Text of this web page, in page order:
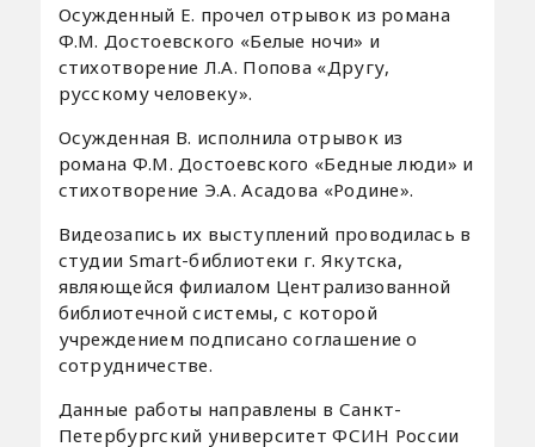
Осужденный Е. прочел отрывок из романа
Ф.М. Достоевского «Белые ночи» и
стихотворение Л.А. Попова «Другу,
русскому человеку».
Осужденная В. исполнила отрывок из
романа Ф.М. Достоевского «Бедные люди» и
стихотворение Э.А. Асадова «Родине».
Видеозапись их выступлений проводилась в
студии Smart-библиотеки г. Якутска,
являющейся филиалом Централизованной
библиотечной системы, с которой
учреждением подписано соглашение о
сотрудничестве.
Данные работы направлены в Санкт-
Петербургский университет ФСИН России